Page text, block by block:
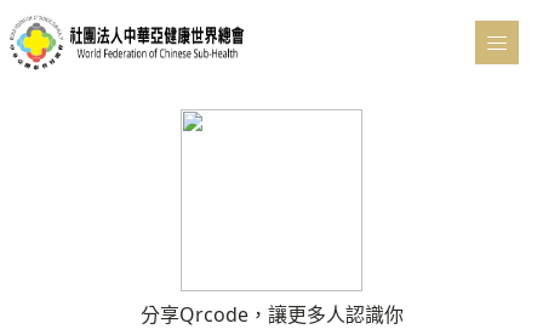
分享Qrcode，讓更多人認識你